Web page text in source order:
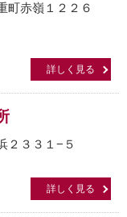
町赤嶺１２２６
詳しく見る
２３３１−５
詳しく見る